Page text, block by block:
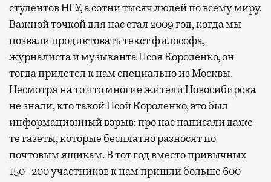
студентов НГУ, а сотни тысяч людей по всему миру.
Важной точкой для нас стал 2009 год, когда мы
позвали продиктовать текст философа,
журналиста и музыканта Псоя Короленко, он
тогда прилетел к нам специально из Москвы.
Несмотря на то что многие жители Новосибирска
не знали, кто такой Псой Короленко, это был
информационный взрыв: про нас написали даже
те газеты, которые бесплатно разносят по
почтовым ящикам. В тот год вместо привычных
150–200 участников к нам пришли больше 600